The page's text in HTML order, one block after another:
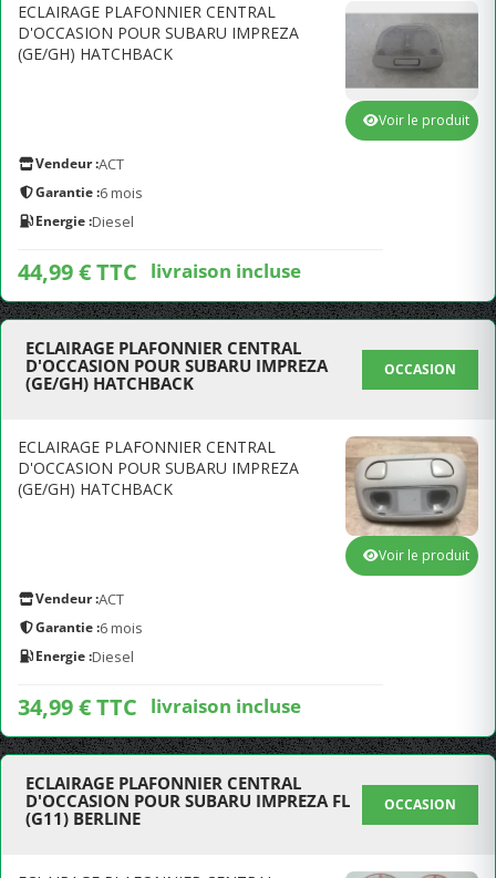
ECLAIRAGE PLAFONNIER CENTRAL
D'OCCASION POUR SUBARU IMPREZA
(GE/GH) HATCHBACK
Vendeur :ACT
Garantie :6 mois
Energie :Diesel
44,99 € TTC livraison incluse
Voir le produit
ECLAIRAGE PLAFONNIER CENTRAL
D'OCCASION POUR SUBARU IMPREZA
(GE/GH) HATCHBACK
OCCASION
ECLAIRAGE PLAFONNIER CENTRAL
D'OCCASION POUR SUBARU IMPREZA
(GE/GH) HATCHBACK
Vendeur :ACT
Garantie :6 mois
Energie :Diesel
34,99 € TTC livraison incluse
Voir le produit
ECLAIRAGE PLAFONNIER CENTRAL
D'OCCASION POUR SUBARU IMPREZA FL
(G11) BERLINE
OCCASION